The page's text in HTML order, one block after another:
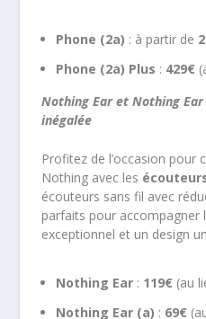
Phone (2a) : à partir de
Phone (2a) Plus : 429€
Nothing Ear et Nothing
inégalée
Profitez de l’occasion pour
Nothing avec les
écouteurs sans fil avec
parfaits pour accompagner
exceptionnel et un design
Nothing Ear : 119€ (au
Nothing Ear (a) : 69€